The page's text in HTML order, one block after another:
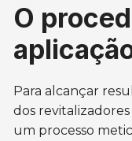
O
Para alcançar
dos
um processo